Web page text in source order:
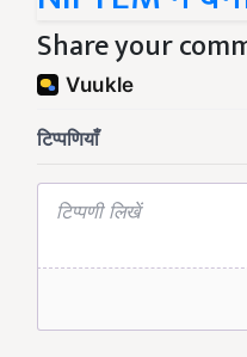
Share your